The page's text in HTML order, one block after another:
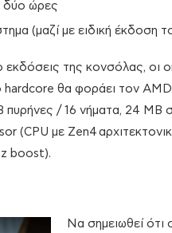
δύο ώρες
(μαζί με ειδική έκδοση
της κονσόλας, οι
hardcore θα φοράει τον
πυρήνες / 16 νήματα, 24 MB
(CPU με Zen4
boost).
Να σημειωθεί ότι